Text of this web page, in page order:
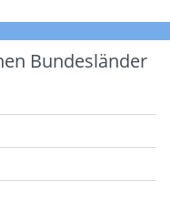
Bundesländer